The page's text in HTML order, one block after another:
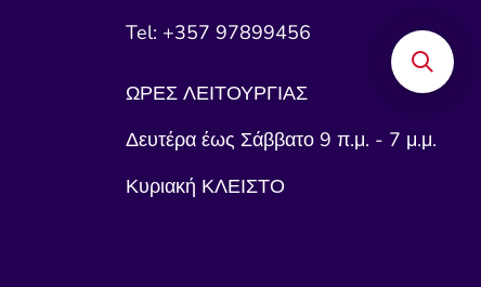
Tel: +357 97899456
ΩΡΕΣ ΛΕΙΤΟΥΡΓΙΑΣ
Δευτέρα έως Σάββατο 9 π.μ. - 7 μ.μ.
Κυριακή ΚΛΕΙΣΤΟ